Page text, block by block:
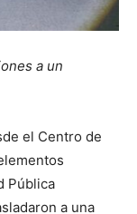
a un
el Centro de
Pública
a una